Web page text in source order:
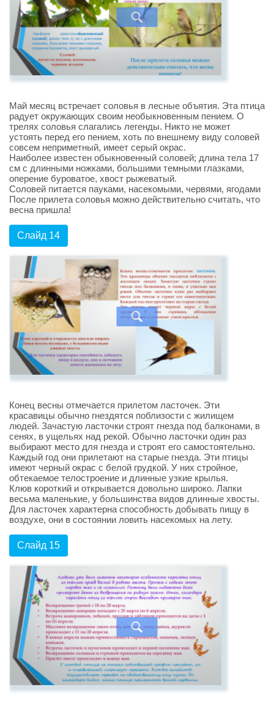
Май месяц встречает соловья в лесные объятия. Эта птица
радует окружающих своим необыкновенным пением. О
трелях соловья слагались легенды. Никто не может
устоять перед его пением, хоть по внешнему виду соловей
совсем неприметный, имеет серый окрас.
Наиболее известен обыкновенный соловей; длина тела 17
см с длинными ножками, большими темными глазками,
оперение буроватое, хвост рыжеватый.
Соловей питается пауками, насекомыми, червями, ягодами
После прилета соловья можно действительно считать, что
весна пришла!
Слайд 14
Конец весны отмечается прилетом ласточек. Эти
красавицы обычно гнездятся поблизости с жилищем
людей. Зачастую ласточки строят гнезда под балконами, в
сенях, в ущельях над рекой. Обычно ласточки один раз
выбирают место для гнезда и строят его самостоятельно.
Каждый год они прилетают на старые гнезда. Эти птицы
имеют черный окрас с белой грудкой. У них стройное,
обтекаемое телостроение и длинные узкие крылья.
Клюв короткий и открывается довольно широко. Лапки
весьма маленькие, у большинства видов длинные хвосты.
Для ласточек характерна способность добывать пищу в
воздухе, они в состоянии ловить насекомых на лету.
Слайд 15